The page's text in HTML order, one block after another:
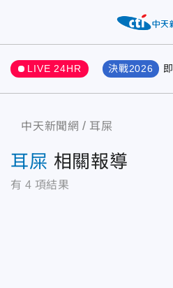
LIVE 24HR 決戰2026
中天新聞網 耳屎
耳屎 相關報導
有 4 項結果